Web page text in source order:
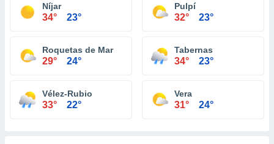
Níjar
34° 23°
Pulpí
32° 23°
Roquetas de Mar
29° 24°
Tabernas
34° 23°
Vélez-Rubio
33° 22°
Vera
31° 24°